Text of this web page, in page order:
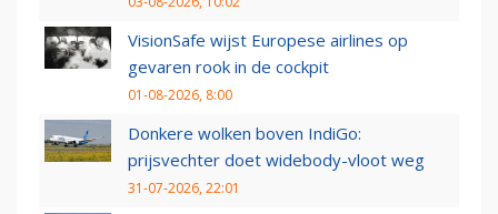
VisionSafe wijst Europese airlines op
gevaren rook in de cockpit
01-08-2026, 8:00
Donkere wolken boven IndiGo:
prijsvechter doet widebody-vloot weg
31-07-2026, 22:01